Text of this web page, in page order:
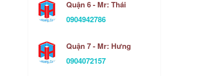
Quận 6 - Mr: Thái
0904942786
Quận 7 - Mr: Hưng
0904072157